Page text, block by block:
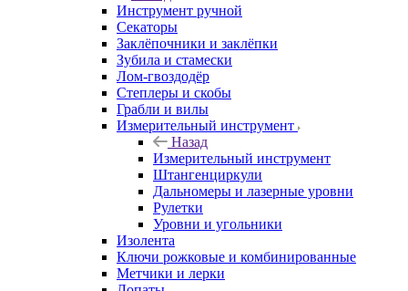
Инструмент ручной
Секаторы
Заклёпочники и заклёпки
Зубила и стамески
Лом-гвоздодёр
Степлеры и скобы
Грабли и вилы
Измерительный инструмент
Назад
Измерительный инструмент
Штангенциркули
Дальномеры и лазерные уровни
Рулетки
Уровни и угольники
Изолента
Ключи рожковые и комбинированные
Метчики и лерки